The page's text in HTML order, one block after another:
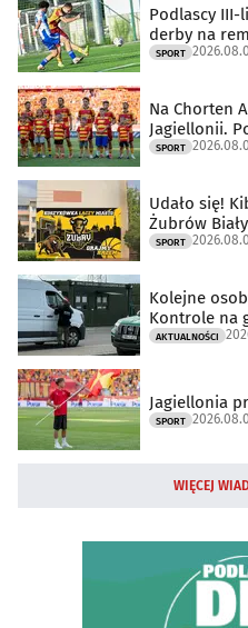
Podlascy III-
derby na
SPORT
Na Chorten
Jagiellonii.
SPORT
Udało się!
Żubrów
SPORT
Kolejne
Kontrole na
AKTUALNOŚCI
Jagiellonia
SPORT
WIĘCEJ